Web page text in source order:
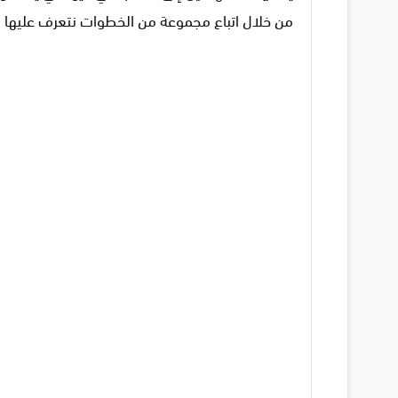
من خلال اتباع مجموعة من الخطوات نتعرف عليها